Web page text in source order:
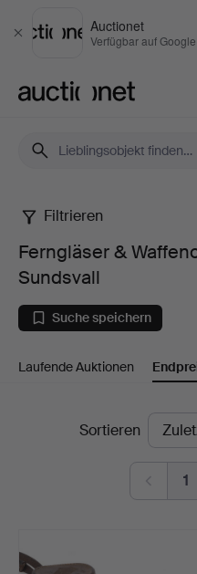
Schließen
Auctionet
Verfügbar auf
Ferngläser
Waffenoptik
bei
Sundsvall
Filtrieren
Ferngläser &
Sundsvall
Suche speichern
Laufende Auktionen
EndpreiseSortieren
1